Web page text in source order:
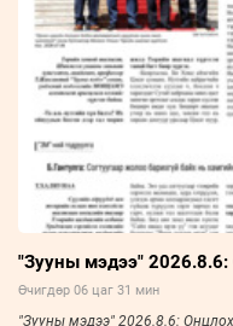
"Зууны мэдээ" 2026.8.6:
Өчигдөр 06 цаг 31 мин
"Зууны мэдээ" 2026.8.6: Онцлох